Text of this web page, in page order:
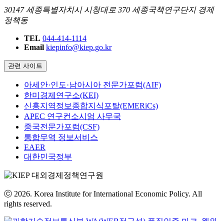
30147 세종특별자치시 시청대로 370 세종국책연구단지 경제
정책동
TEL 044-414-1114
Email kiepinfo@kiep.go.kr
관련 사이트
아세안·인도·남아시아 전문가포럼(AIF)
한미경제연구소(KEI)
신흥지역정보종합지식포탈(EMERiCs)
APEC 연구컨소시엄 사무국
중국전문가포럼(CSF)
통합무역 정보서비스
EAER
대한민국정부
ⓒ 2026. Korea Institute for International Economic Policy. All
rights reserved.